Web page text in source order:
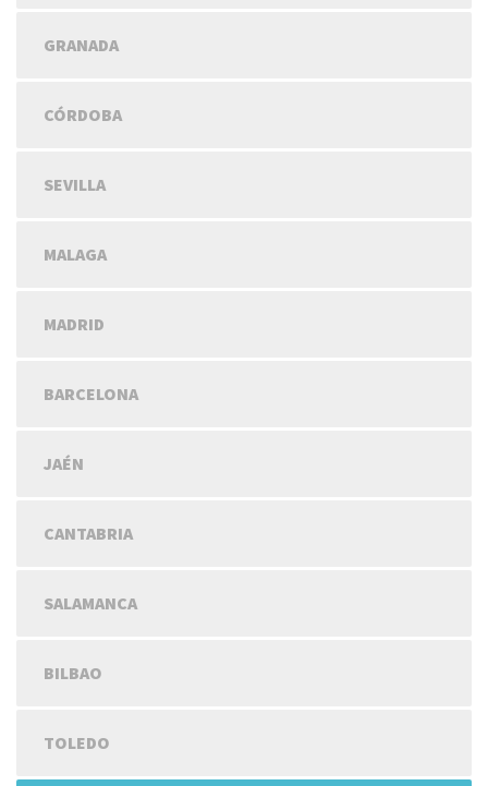
GRANADA
CÓRDOBA
SEVILLA
MALAGA
MADRID
BARCELONA
JAÉN
CANTABRIA
SALAMANCA
BILBAO
TOLEDO